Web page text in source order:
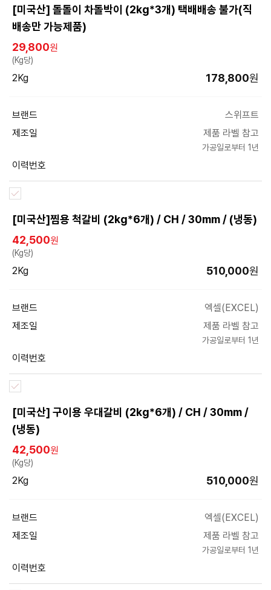
[미국산] 돌돌이 차돌박이 (2kg*3개) 택배배송 불가(직
배송만 가능제품)
브랜드
스위프트
제조일
제품 라벨 참고
가공일로부터 1년
이력번호
29,800원
(Kg당)
2Kg 178,800원
[미국산]찜용 척갈비 (2kg*6개) / CH / 30mm / (냉동)
브랜드
엑셀(EXCEL)
제조일
제품 라벨 참고
가공일로부터 1년
이력번호
42,500원
(Kg당)
2Kg 510,000원
[미국산] 구이용 우대갈비 (2kg*6개) / CH / 30mm /
(냉동)
브랜드
엑셀(EXCEL)
제조일
제품 라벨 참고
가공일로부터 1년
이력번호
42,500원
(Kg당)
2Kg 510,000원